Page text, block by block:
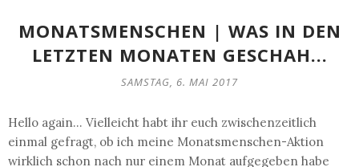
MONATSMENSCHEN | WAS IN DEN
LETZTEN MONATEN GESCHAH...
SAMSTAG, 6. MAI 2017
Hello again... Vielleicht habt ihr euch zwischenzeitlich
einmal gefragt, ob ich meine Monatsmenschen-Aktion
wirklich schon nach nur einem Monat aufgegeben habe